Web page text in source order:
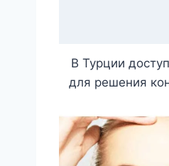
В Турции
для решения